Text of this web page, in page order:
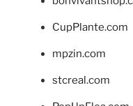
CupPlante.com
mpzin.com
stcreal.com